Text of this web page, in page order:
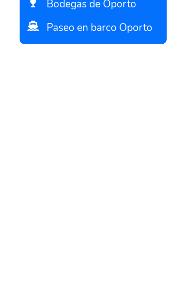
Bodegas de Oporto
Paseo en barco Oporto